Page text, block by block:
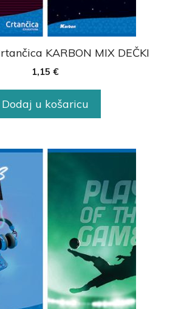
KARBON MIX DEČKI
1,15 €
Dodaj u košaricu